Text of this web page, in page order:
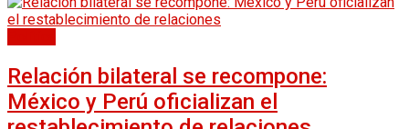
Relación bilateral se recompone:
México y Perú oficializan el